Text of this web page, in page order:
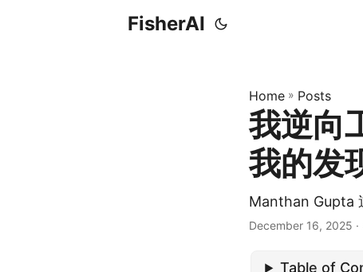
FisherAI
Home » Posts
我逆向
我的发
Manthan Gupta
December 16, 2025
Table of